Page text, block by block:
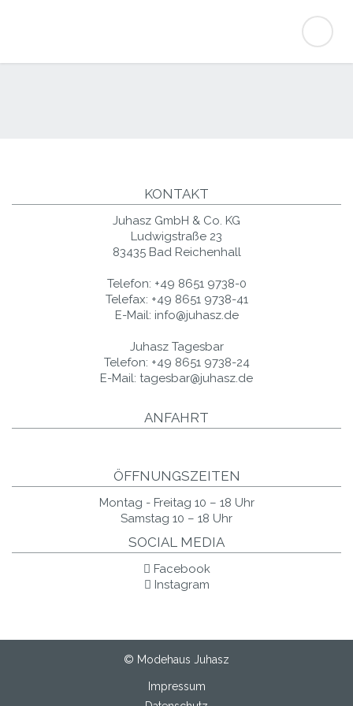
KONTAKT
Juhasz GmbH & Co. KG
Ludwigstraße 23
83435 Bad Reichenhall
Telefon: +49 8651 9738-0
Telefax: +49 8651 9738-41
E-Mail: info@juhasz.de
Juhasz Tagesbar
Telefon: +49 8651 9738-24
E-Mail: tagesbar@juhasz.de
ANFAHRT
ÖFFNUNGSZEITEN
Montag - Freitag 10 – 18 Uhr
Samstag 10 – 18 Uhr
SOCIAL MEDIA
Facebook
Instagram
© Modehaus Juhasz
Impressum